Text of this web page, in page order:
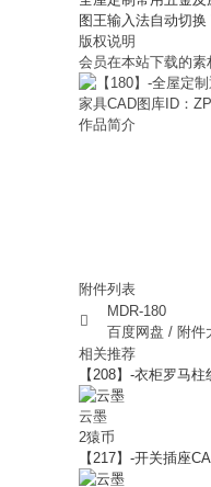
图王输入法自动切
版权说明
会员在本站下载的
家具CAD图库ID：
作品简介
附件列表

MDR-180
百度网盘 / 附件
相关推荐
【208】-衣柜罗马
云墨
2猿币
【217】-开关插座